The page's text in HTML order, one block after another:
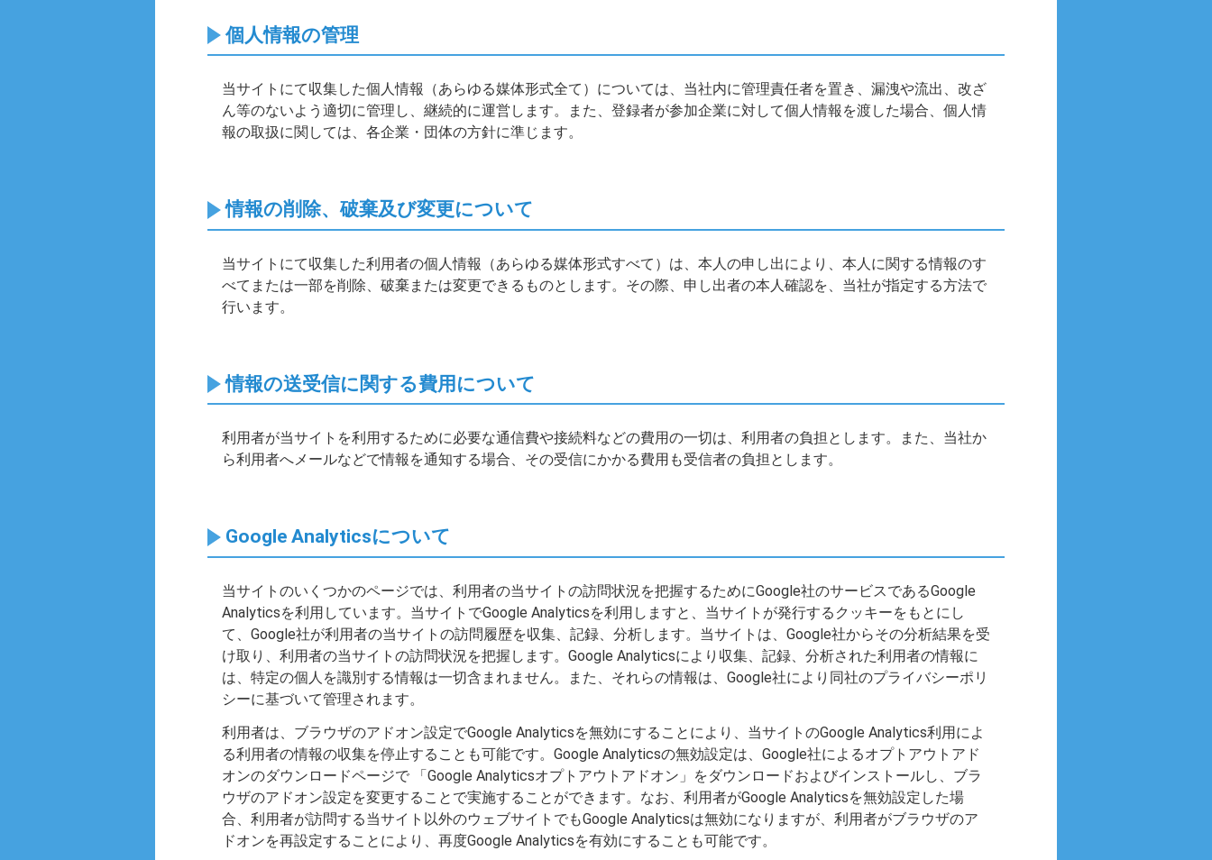
個人情報の管理
当サイトにて収集した個人情報（あらゆる媒体形式全て）については、当社内に管理責任者を置き、漏洩や流出、改ざ
ん等のないよう適切に管理し、継続的に運営します。また、登録者が参加企業に対して個人情報を渡した場合、個人情
報の取扱に関しては、各企業・団体の方針に準じます。
情報の削除、破棄及び変更について
当サイトにて収集した利用者の個人情報（あらゆる媒体形式すべて）は、本人の申し出により、本人に関する情報のす
べてまたは一部を削除、破棄または変更できるものとします。その際、申し出者の本人確認を、当社が指定する方法で
行います。
情報の送受信に関する費用について
利用者が当サイトを利用するために必要な通信費や接続料などの費用の一切は、利用者の負担とします。また、当社か
ら利用者へメールなどで情報を通知する場合、その受信にかかる費用も受信者の負担とします。
Google Analyticsについて
当サイトのいくつかのページでは、利用者の当サイトの訪問状況を把握するためにGoogle社のサービスであるGoogle
Analyticsを利用しています。当サイトでGoogle Analyticsを利用しますと、当サイトが発行するクッキーをもとにし
て、Google社が利用者の当サイトの訪問履歴を収集、記録、分析します。当サイトは、Google社からその分析結果を受
け取り、利用者の当サイトの訪問状況を把握します。Google Analyticsにより収集、記録、分析された利用者の情報に
は、特定の個人を識別する情報は一切含まれません。また、それらの情報は、Google社により同社のプライバシーポリ
シーに基づいて管理されます。
利用者は、ブラウザのアドオン設定でGoogle Analyticsを無効にすることにより、当サイトのGoogle Analytics利用によ
る利用者の情報の収集を停止することも可能です。Google Analyticsの無効設定は、Google社によるオプトアウトアド
オンのダウンロードページで 「Google Analyticsオプトアウトアドオン」をダウンロードおよびインストールし、ブラ
ウザのアドオン設定を変更することで実施することができます。なお、利用者がGoogle Analyticsを無効設定した場
合、利用者が訪問する当サイト以外のウェブサイトでもGoogle Analyticsは無効になりますが、利用者がブラウザのア
ドオンを再設定することにより、再度Google Analyticsを有効にすることも可能です。